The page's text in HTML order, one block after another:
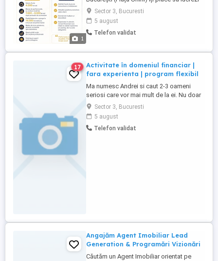
1
cu oamenii, ai abilități de comunicare și îți
dorești un venit peste medie? Atunci te
invităm să faci parte din echipa
TeoCredit.ro! Cu peste 7 ani de experiență
extindem ...
Sector 3, Bucuresti
5 august
Telefon validat
17
Activitate în domeniul financiar |
fara experienta | program flexibil
Ma numesc Andrei si caut 2-3 oameni
seriosi care vor mai mult de la ei. Nu doar
un venit. Ci directie. Ce fac eu concret:
lucrez cu oameni pe zona de asigurari,
credite, imobiliare si turism. Si te invat sa
faci acelasi lucru, pas cu pas. Nu ai nevoie
Sector 3, Bucuresti
5 august
Telefon validat
Angajăm Agent Imobiliar Lead
Generation & Programări Vizionări
Căutăm un Agent Imobiliar orientat pe